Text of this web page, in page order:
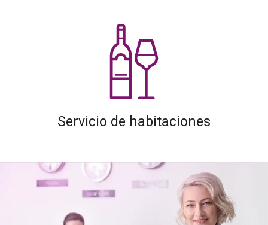
Servicio de habitaciones